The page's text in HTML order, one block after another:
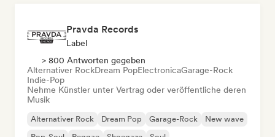
Pravda Records
Label
> 800 Antworten gegeben
Alternativer RockDream PopElectronicaGarage-Rock
Indie-Pop
Nehme Künstler unter Vertrag oder veröffentliche deren
Musik
Alternativer Rock Dream Pop Garage-Rock
New wave